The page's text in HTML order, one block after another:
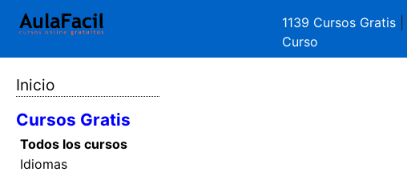
1139 Cursos Gratis
Curso
Inicio
Cursos Gratis
Todos los cursos
Idiomas